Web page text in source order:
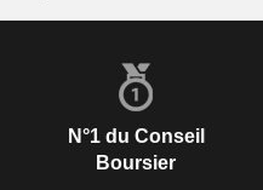
N°1 du Conseil
Boursier